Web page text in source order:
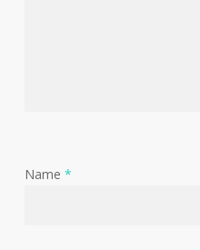
Name *